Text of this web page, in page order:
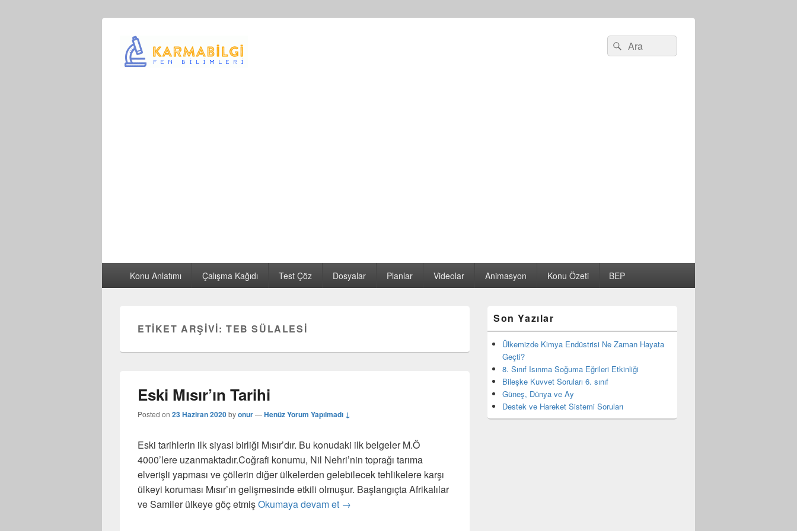
Search
for:
Ara
Konu Anlatımı Çalışma Kağıdı Test Çöz Dosyalar Planlar Videolar Animasyon Konu Özeti BEP
ETIKET ARŞIVI:TEB SÜLALESI
Eski Mısır’ın Tarihi
Posted on 23 Haziran 2020byonur—Henüz Yorum Yapılmadı ↓
Eski tarihlerin ilk siyasi birliği Mısır’dır. Bu konudaki ilk belgeler M.Ö
4000’lere uzanmaktadır.Coğrafi konumu, Nil Nehri’nin toprağı tarıma
elverişli yapması ve çöllerin diğer ülkelerden gelebilecek tehlikelere karşı
ülkeyi koruması Mısır’ın gelişmesinde etkili olmuşur. Başlangıçta Afrikalılar
ve Samiler ülkeye göç etmişOkumaya devam et Eski Mısır’ın Tarihi
→
yan
bar
eklenti
bölgesi
Son Yazılar
Ülkemizde Kimya Endüstrisi Ne Zaman Hayata
Geçti?
8. Sınıf Isınma Soğuma Eğrileri Etkinliği
Bileşke Kuvvet Soruları 6. sınıf
Güneş, Dünya ve Ay
Destek ve Hareket Sistemi Soruları